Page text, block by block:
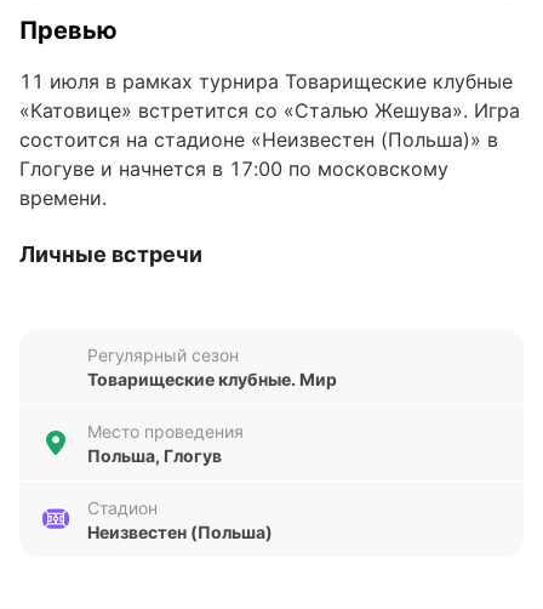
Превью
11 июля в рамках турнира Товарищеские клубные
«Катовице» встретится со «Сталью Жешува». Игра
состоится на стадионе «Неизвестен (Польша)» в
Глогуве и начнется в 17:00 по московскому
времени.
Личные встречи
Товарищеские клубные, «Катовице» разгромил
соперника со счетом 3:0. Всего команды провели
«Сталь Жешува» не выигрывала, а три игры
Рафала Горака в очных противостояниях
составляет два матча. В трех встречах из пяти
Регулярный сезон
Товарищеские клубные. Мир
Место проведения
Польша, Глогув
Стадион
Неизвестен (Польша)